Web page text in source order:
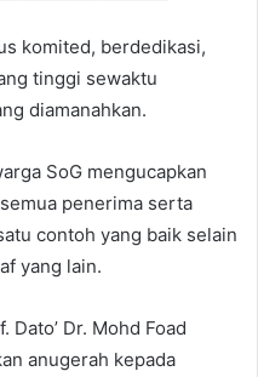
komited, berdedikasi,
tinggi sewaktu
diamanahkan.
SoG mengucapkan
penerima serta
contoh yang baik selain
yang lain.
Dato’ Dr. Mohd Foad
anugerah kepada